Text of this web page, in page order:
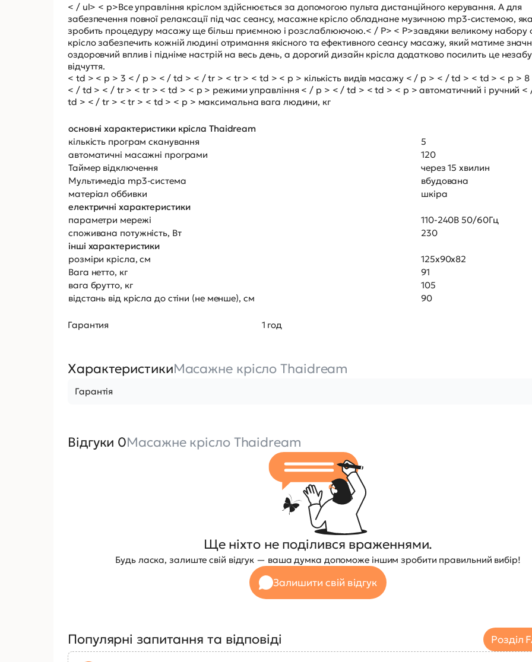
< / ul> < p>Все управління кріслом здійснюється за допомогою пульта дистанційного керування. А для
забезпечення повної релаксації під час сеансу, масажне крісло обладнане музичною mp3-системою,
зробить процедуру масажу ще більш приємною і розслаблюючою.< / P> < P>завдяки великому набору
крісло забезпечить кожній людині отримання якісного та ефективного сеансу масажу, який матиме
оздоровчий вплив і підніме настрій на весь день, а дорогий дизайн крісла додатково посилить це
відчуття.
< td > < p > 3 < / p > < / td > < / tr > < tr > < td > < p > кількість видів масажу < / p > < / td > < td > < p >
< / td > < / tr > < tr > < td > < p > режими управління < / p > < / td > < td > < p > автоматичний і ручний
td > < / tr > < tr > < td > < p > максимальна вага людини, кг
основні характеристики крісла Thaidream
кількість програм сканування
5
автоматичні масажні програми
120
Таймер відключення
через 15 хвилин
Мультимедіа mp3-система
вбудована
матеріал оббивки
шкіра
електричні характеристики
параметри мережі
110-240В 50/60Гц
споживана потужність, Вт
230
інші характеристики
розміри крісла, см
125х90х82
Вага нетто, кг
91
вага брутто, кг
105
відстань від крісла до стіни (не менше), см
90
Гарантия 1 год
ХарактеристикиМасажне крісло Thaidream
Гарантія
Відгуки 0Масажне крісло Thaidream
Ще ніхто не поділився враженнями.
Будь ласка, залиште свій відгук — ваша думка допоможе іншим зробити правильний вибір!
Залишити свій відгук
Популярні запитання та відповіді Розділ